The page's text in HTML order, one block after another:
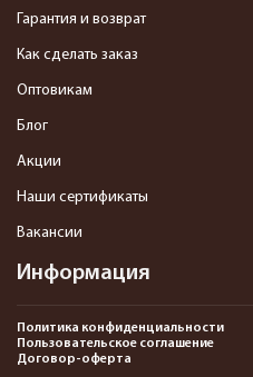
Информация
Гарантия и возврат
Как сделать заказ
Оптовикам
Блог
Акции
Наши сертификаты
Вакансии
Политика конфиденциальности
Пользовательское соглашение
Договор-оферта